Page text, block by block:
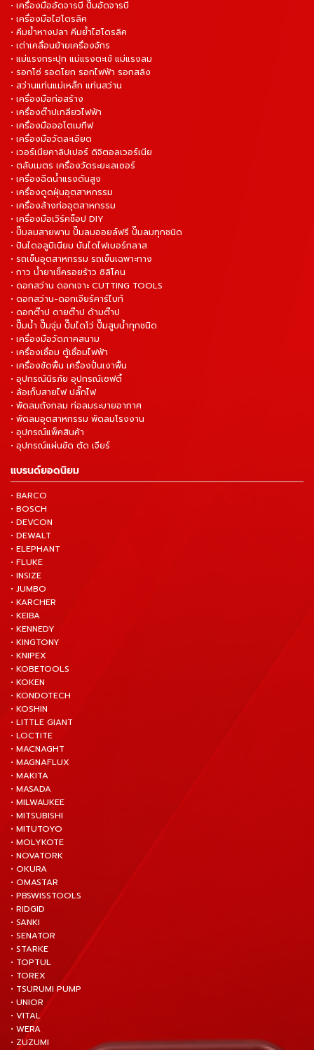
• เครื่องมืออัดจารบี ปั๊มอัดจารบี
• เครื่องมือไฮโดรลิค
• คีมย้ำหางปลา คีมย้ำไฮโดรลิค
• เต่าเคลื่อนย้ายเครื่องจักร
• แม่แรงกระปุก แม่แรงตะเข้ แม่แรงลม
• รอกโซ่ รอดโยก รอกไฟฟ้า รอกสลิง
• สว่านแท่นแม่เหล็ก แท่นสว่าน
• เครื่องมือก่อสร้าง
• เครื่องต๊าปเกลียวไฟฟ้า
• เครื่องมือออโตเมทีฟ
• เครื่องมือวัดละเอียด
• เวอร์เนียคาลิปเปอร์ ดิจิตอลเวอร์เนีย
• ตลับเมตร เครื่องวัดระยะเลเซอร์
• เครื่องฉีดน้ำแรงดันสูง
• เครื่องดูดฝุ่นอุตสาหกรรม
• เครื่องล้างท่ออุตสาหกรรม
• เครื่องมือเวิร์คช็อป DIY
• ปั๊มลมสายพาน ปั๊มลมออยล์ฟรี ปั๊มลมทุกชนิด
• ปันไดอลูมิเนียม บันไดไฟเบอร์กลาส
• รถเข็นอุตสาหกรรม รถเข็นเฉพาะทาง
• กาว น้ำยาเช็ครอยร้าว ซิลิโคน
• ดอกสว่าน ดอกเจาะ CUTTING TOOLS
• ดอกสว่าน-ดอกเจียร์คาร์ไบท์
• ดอกต๊าป ดายต๊าป ด้ามต๊าป
• ปั๊มน้ำ ปั๊มจุ่ม ปั๊มไดโว่ ปั๊มสูบน้ำทุกชนิด
• เครื่องมือวัดภาคสนาม
• เครื่องเชื่อม ตู้เชื่อมไฟฟ้า
• เครื่องขัดพื้น เครื่องปั่นเงาพื้น
• อุปกรณ์นิรภัย อุปกรณ์เซฟตี้
• ล้อเก็บสายไฟ ปลั๊กไฟ
• พัดลมถังกลม ท่อลมระบายอากาศ
• พัดลมอุตสาหกรรม พัดลมโรงงาน
• อุปกรณ์แพ็คสินค้า
• อุปกรณ์แผ่นขัด ตัด เจียร์
แบรนด์ยอดนิยม
• BARCO
• BOSCH
• DEVCON
• DEWALT
• ELEPHANT
• FLUKE
• INSIZE
• JUMBO
• KARCHER
• KEIBA
• KENNEDY
• KINGTONY
• KNIPEX
• KOBETOOLS
• KOKEN
• KONDOTECH
• KOSHIN
• LITTLE GIANT
• LOCTITE
• MACNAGHT
• MAGNAFLUX
• MAKITA
• MASADA
• MILWAUKEE
• MITSUBISHI
• MITUTOYO
• MOLYKOTE
• NOVATORK
• OKURA
• OMASTAR
• PBSWISSTOOLS
• RIDGID
• SANKI
• SENATOR
• STARKE
• TOPTUL
• TOREX
• TSURUMI PUMP
• UNIOR
• VITAL
• WERA
• ZUZUMI